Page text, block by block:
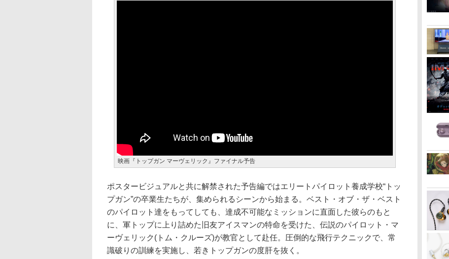
映画『トップガン マーヴェリック』ファイナル予告
ポスタービジュアルと共に解禁された予告編ではエリートパイロット養成学校“トッ
プガン”の卒業生たちが、集められるシーンから始まる。ベスト・オブ・ザ・ベスト
のパイロット達をもってしても、達成不可能なミッションに直面した彼らのもと
に、軍トップに上り詰めた旧友アイスマンの特命を受けた、伝説のパイロット・マ
ーヴェリック(トム・クルーズ)が教官として赴任。圧倒的な飛行テクニックで、常
識破りの訓練を実施し、若きトップガンの度肝を抜く。